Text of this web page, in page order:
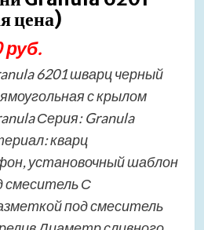
цена)
6201 шварц черный
с крылом
Серия: Granula
кварц
установочный шаблон
смеситель С
под смеситель